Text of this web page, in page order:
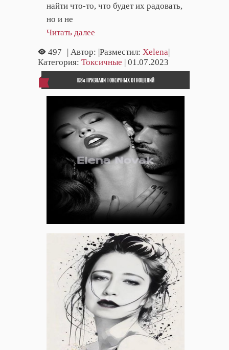
найти что-то, что будет их радовать,
но и не
Читать далее
497
| Автор: |Разместил: Xelena|
Категория: Токсичные | 01.07.2023
ID84 ПРИЗНАКИ ТОКСИЧНЫХ ОТНОШЕНИЙ